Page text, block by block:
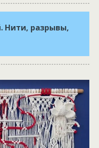
Нити, разрывы,